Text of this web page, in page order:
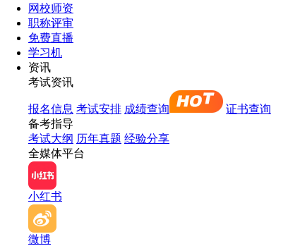
网校师资
职称评审
免费直播
学习机
资讯
考试资讯
报名信息 考试安排 成绩查询
证书查询
备考指导
考试大纲 历年真题 经验分享
全媒体平台
小红书
微博